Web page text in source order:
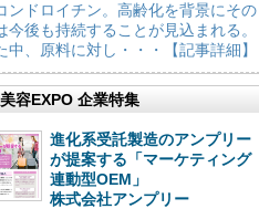
ンドロイチン。高齢化を背景にその
今後も持続することが見込まれる。
中、原料に対し・・・【記事詳細】
容EXPO 企業特集
進化系受託製造のアンプリー
が提案する「マーケティング
連動型OEM」
株式会社アンプリー